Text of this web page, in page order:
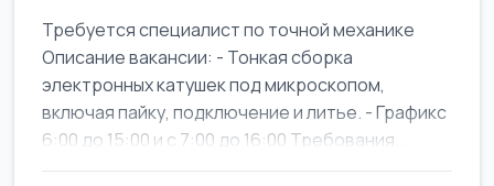
Требуется специалист по точной механике
Описание вакансии: - Тонкая сборка
электронных катушек под микроскопом,
включая пайку, подключение и литье. - Графикс
6:00 до 15:00 и с 7:00 до 16:00 Требования...